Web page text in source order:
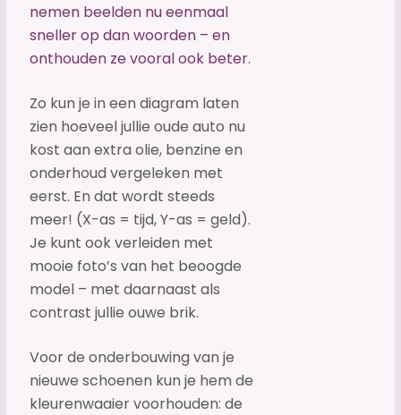
nemen beelden nu eenmaal
sneller op dan woorden – en
onthouden ze vooral ook beter.
Zo kun je in een diagram laten
zien hoeveel jullie oude auto nu
kost aan extra olie, benzine en
onderhoud vergeleken met
eerst. En dat wordt steeds
meer! (X-as = tijd, Y-as = geld).
Je kunt ook verleiden met
mooie foto’s van het beoogde
model – met daarnaast als
contrast jullie ouwe brik.
Voor de onderbouwing van je
nieuwe schoenen kun je hem de
kleurenwaaier voorhouden: de